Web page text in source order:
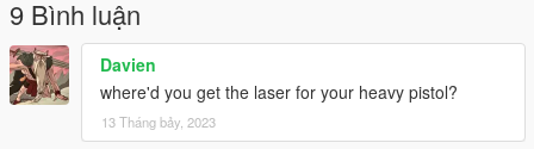
9 Bình luận
Davien
where'd you get the laser for your heavy pistol?
13 Tháng bảy, 2023